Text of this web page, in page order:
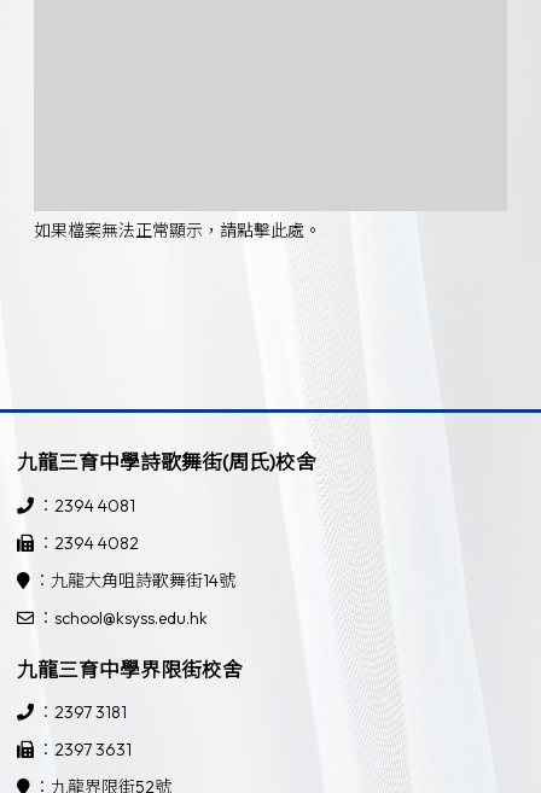
如果檔案無法正常顯示，請點擊此處。
九龍三育中學詩歌舞街(周氏)校舍
：2394 4081
：2394 4082
：九龍大角咀詩歌舞街14號
：school@ksyss.edu.hk
九龍三育中學界限街校舍
：2397 3181
：2397 3631
：九龍界限街52號